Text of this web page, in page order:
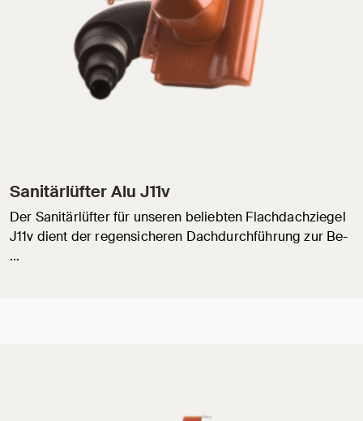
Sanitärlüfter Alu J11v
Der Sanitärlüfter für unseren beliebten Flachdachziegel
J11v dient der regensicheren Dachdurchführung zur Be-
…